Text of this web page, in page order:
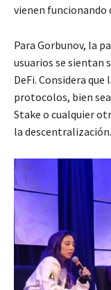
vienen funcionando
Para Gorbunov, la
usuarios se sientan
DeFi. Considera
protocolos, bien
Stake o cualquier
la descentralización.